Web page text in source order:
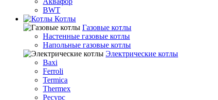
BWT
Котлы
Гaзовые котлы
Настенные газовые котлы
Напольные газовые котлы
Электрические котлы
Baxi
Ferroli
Termica
Thermex
Ресурс